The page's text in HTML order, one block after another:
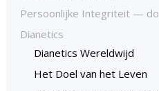
Persoonlijke Integriteit —
Dianetics
Dianetics Wereldwijd
Het Doel van het Leven